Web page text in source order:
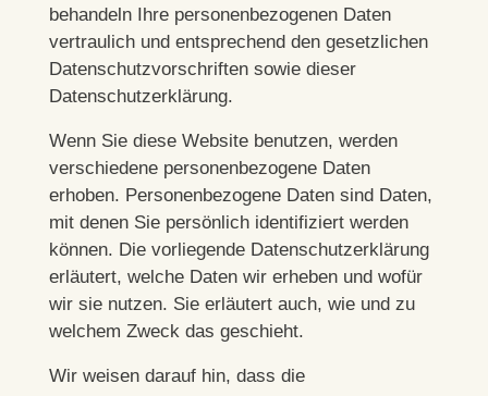
behandeln Ihre personenbezogenen Daten
vertraulich und entsprechend den gesetzlichen
Datenschutzvorschriften sowie dieser
Datenschutzerklärung.
Wenn Sie diese Website benutzen, werden
verschiedene personenbezogene Daten
erhoben. Personenbezogene Daten sind Daten,
mit denen Sie persönlich identifiziert werden
können. Die vorliegende Datenschutzerklärung
erläutert, welche Daten wir erheben und wofür
wir sie nutzen. Sie erläutert auch, wie und zu
welchem Zweck das geschieht.
Wir weisen darauf hin, dass die